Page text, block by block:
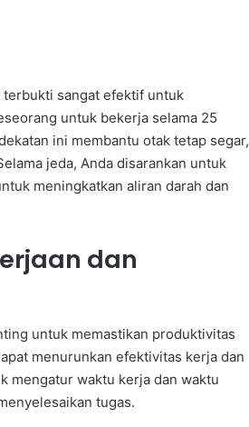
terbukti sangat efektif untuk
untuk bekerja selama 25
ini membantu otak tetap segar,
jeda, Anda disarankan untuk
meningkatkan aliran darah dan
dan
untuk memastikan produktivitas
menurunkan efektivitas kerja dan
mengatur waktu kerja dan waktu
tugas.